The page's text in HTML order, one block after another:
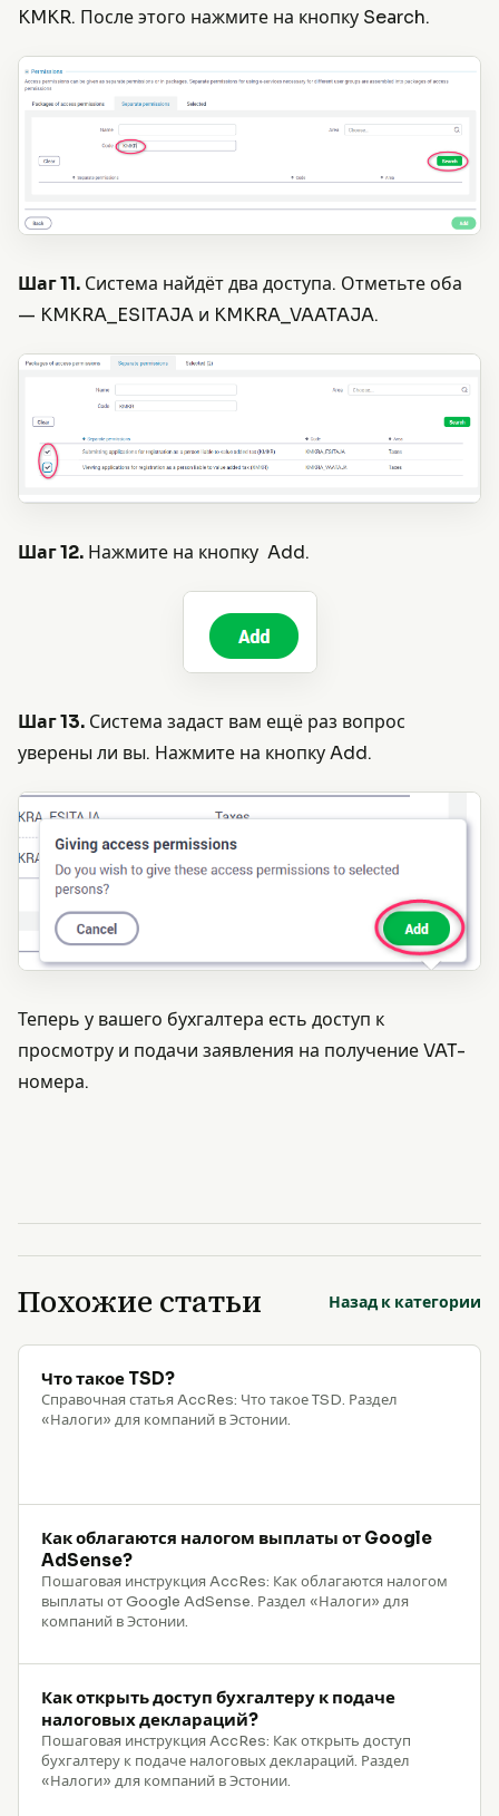
KMKR. После этого нажмите на кнопку Search.
Шаг 11. Система найдёт два доступа. Отметьте оба
— KMKRA_ESITAJA и KMKRA_VAATAJA.
Шаг 12. Нажмите на кнопку Add.
Шаг 13. Система задаст вам ещё раз вопрос
уверены ли вы. Нажмите на кнопку Add.
Теперь у вашего бухгалтера есть доступ к
просмотру и подачи заявления на получение VAT-
номера.
Похожие статьи Назад к категории
Что такое TSD?
Справочная статья AccRes: Что такое TSD. Раздел
«Налоги» для компаний в Эстонии.
Как облагаются налогом выплаты от Google
AdSense?
Пошаговая инструкция AccRes: Как облагаются налогом
выплаты от Google AdSense. Раздел «Налоги» для
компаний в Эстонии.
Как открыть доступ бухгалтеру к подаче
налоговых деклараций?
Пошаговая инструкция AccRes: Как открыть доступ
бухгалтеру к подаче налоговых деклараций. Раздел
«Налоги» для компаний в Эстонии.